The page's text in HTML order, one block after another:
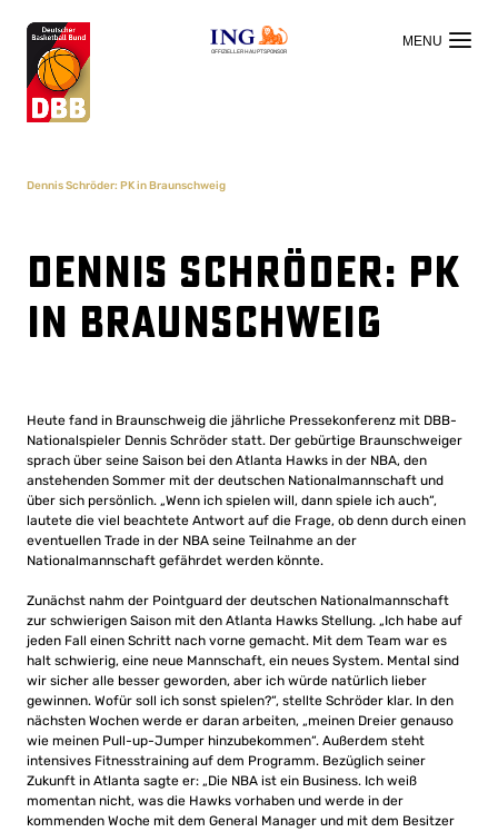
OFFIZIELLER HAUPTSPONSOR
Dennis Schröder: PK in Braunschweig
Dennis Schröder: PK
in Braunschweig
Heute fand in Braunschweig die jährliche Pressekonferenz mit DBB-
Nationalspieler Dennis Schröder statt. Der gebürtige Braunschweiger
sprach über seine Saison bei den Atlanta Hawks in der NBA, den
anstehenden Sommer mit der deutschen Nationalmannschaft und
über sich persönlich. „Wenn ich spielen will, dann spiele ich auch“,
lautete die viel beachtete Antwort auf die Frage, ob denn durch einen
eventuellen Trade in der NBA seine Teilnahme an der
Nationalmannschaft gefährdet werden könnte.
Zunächst nahm der Pointguard der deutschen Nationalmannschaft
zur schwierigen Saison mit den Atlanta Hawks Stellung. „Ich habe auf
jeden Fall einen Schritt nach vorne gemacht. Mit dem Team war es
halt schwierig, eine neue Mannschaft, ein neues System. Mental sind
wir sicher alle besser geworden, aber ich würde natürlich lieber
gewinnen. Wofür soll ich sonst spielen?“, stellte Schröder klar. In den
nächsten Wochen werde er daran arbeiten, „meinen Dreier genauso
wie meinen Pull-up-Jumper hinzubekommen“. Außerdem steht
intensives Fitnesstraining auf dem Programm. Bezüglich seiner
Zukunft in Atlanta sagte er: „Die NBA ist ein Business. Ich weiß
momentan nicht, was die Hawks vorhaben und werde in der
kommenden Woche mit dem General Manager und mit dem Besitzer